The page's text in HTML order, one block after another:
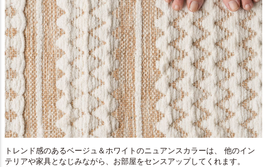
トレンド感のあるベージュ＆ホワイトのニュアンスカラーは、 他のイン
テリアや家具となじみながら、お部屋をセンスアップしてくれます。